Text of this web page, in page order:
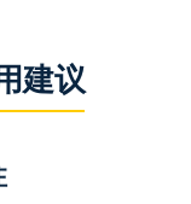
建议